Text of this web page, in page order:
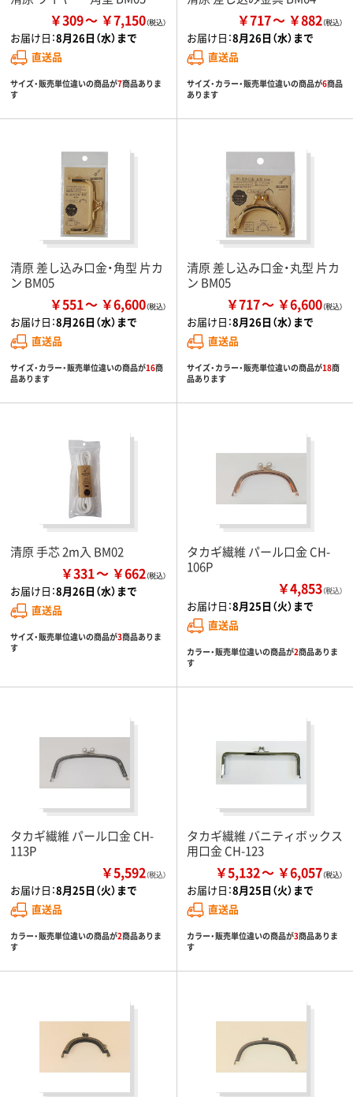
￥309 ￥7,150
お届け日：8月26日（水）まで
直送品
サイズ・販売単位違いの商品が7商品ありま
す
￥717 ￥882
お届け日：8月26日（水）まで
直送品
サイズ・カラー・販売単位違いの商品が6商品
あります
清原 差し込み口金・角型 片カ
ン BM05
￥551 ￥6,600
お届け日：8月26日（水）まで
直送品
サイズ・カラー・販売単位違いの商品が16商
品あります
清原 差し込み口金・丸型 片カ
ン BM05
￥717 ￥6,600
お届け日：8月26日（水）まで
直送品
サイズ・カラー・販売単位違いの商品が18商
品あります
清原 手芯 2m入 BM02
￥331 ￥662
お届け日：8月26日（水）まで
直送品
サイズ・販売単位違いの商品が3商品ありま
す
タカギ繊維 パール口金 CH-
106P
￥4,853（税込）
お届け日：8月25日（火）まで
直送品
カラー・販売単位違いの商品が2商品ありま
す
タカギ繊維 パール口金 CH-
113P
￥5,592（税込）
お届け日：8月25日（火）まで
直送品
カラー・販売単位違いの商品が2商品ありま
す
タカギ繊維 バニティボックス
用口金 CH-123
￥5,132 ￥6,057
お届け日：8月25日（火）まで
直送品
カラー・販売単位違いの商品が3商品ありま
す